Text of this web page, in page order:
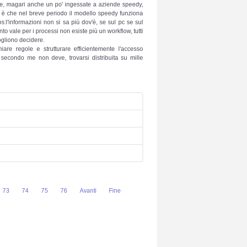
magari anche un po' ingessate a aziende speedy,
che nel breve periodo il modello speedy funziona
non si sa più dov'è, se sul pc se sul
vale per i processi non esiste più un workflow, tutti
decidere.
regole e strutturare efficientemente l'accesso
me non deve, trovarsi distribuita su mille
73 74 75 76 Avanti Fine